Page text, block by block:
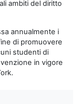
ambiti del diritto
annualmente i
di promuovere
studenti di
in vigore